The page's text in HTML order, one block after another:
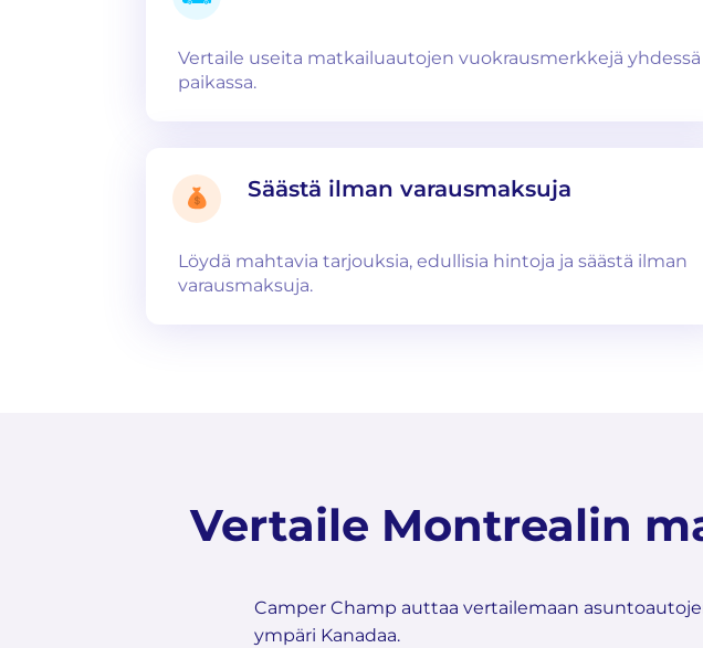
Vertaile useita matkailuautojen vuokrausmerkkejä yhdessä
paikassa.
Säästä ilman varausmaksuja
Löydä mahtavia tarjouksia, edullisia hintoja ja säästä ilman
varausmaksuja.
Vertaile Montrealin
Camper Champ auttaa vertailemaan
ympäri Kanadaa.